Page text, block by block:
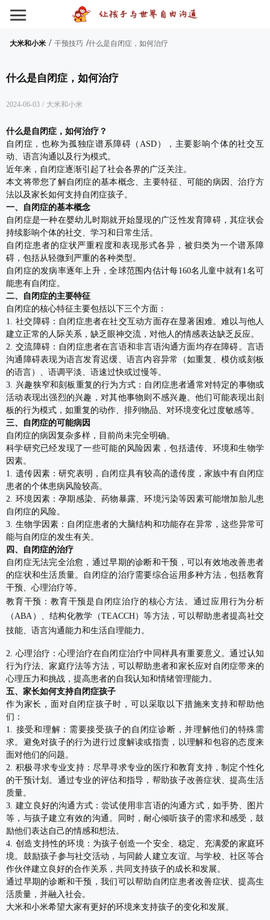
大米和小米 / 干预技巧 /什么是自闭症，如何治疗
什么是自闭症，如何治疗
2024-06-03 / 大米和小米
什么是自闭症，如何治疗？
自闭症，也称为孤独症谱系障碍（ASD），主要影响个体的社交互
动、语言沟通以及行为模式。
近年来，自闭症逐渐引起了社会各界的广泛关注。
本文将带您了解自闭症的基本概念、主要特征、可能的病因、治疗方
法以及家长如何支持自闭症孩子。
一、自闭症的基本概念
自闭症是一种在婴幼儿时期就开始显现的广泛性发育障碍，其症状会
持续影响个体的社交、学习和日常生活。
自闭症患者的症状严重程度和表现形式各异，被归类为一个谱系障
碍，包括从轻微到严重的各种类型。
自闭症的发病率逐年上升，全球范围内估计每160名儿童中就有1名可
能患有自闭症。
二、自闭症的主要特征
自闭症的核心特征主要包括以下三个方面：
1. 社交障碍：自闭症患者在社交互动方面存在显著困难。难以与他人
建立正常的人际关系，缺乏眼神交流，对他人的情感表达缺乏反应。
2. 交流障碍：自闭症患者在言语和非言语沟通方面均存在障碍。言语
沟通障碍表现为语言发育迟缓、语言内容异常（如重复、模仿或刻板
的语言）、语调平淡、语速过快或过慢等。
3. 兴趣狭窄和刻板重复的行为方式：自闭症患者通常对特定的事物或
活动表现出强烈的兴趣，对其他事物则不感兴趣。他们可能表现出刻
板的行为模式，如重复的动作、排列物品、对环境变化过度敏感等。
三、自闭症的可能病因
自闭症的病因复杂多样，目前尚未完全明确。
科学研究已经发现了一些可能的风险因素，包括遗传、环境和生物学
因素。
1. 遗传因素：研究表明，自闭症具有较高的遗传度，家族中有自闭症
患者的个体患病风险较高。
2. 环境因素：孕期感染、药物暴露、环境污染等因素可能增加胎儿患
自闭症的风险。
3. 生物学因素：自闭症患者的大脑结构和功能存在异常，这些异常可
能与自闭症的发生有关。
四、自闭症的治疗
自闭症无法完全治愈，通过早期的诊断和干预，可以有效地改善患者
的症状和生活质量。自闭症的治疗需要综合运用多种方法，包括教育
干预、心理治疗等。
教育干预：教育干预是自闭症治疗的核心方法。通过应用行为分析
（ABA）、结构化教学（TEACCH）等方法，可以帮助患者提高社交
技能、语言沟通能力和生活自理能力。
2. 心理治疗：心理治疗在自闭症治疗中同样具有重要意义。通过认知
行为疗法、家庭疗法等方法，可以帮助患者和家长应对自闭症带来的
心理压力和挑战，提高患者的自我认知和情绪管理能力。
五、家长如何支持自闭症孩子
作为家长，面对自闭症孩子时，可以采取以下措施来支持和帮助他
们：
1. 接受和理解：需要接受孩子的自闭症诊断，并理解他们的特殊需
求。避免对孩子的行为进行过度解读或指责，以理解和包容的态度来
面对他们的问题。
2. 积极寻求专业支持：尽早寻求专业的医疗和教育支持，制定个性化
的干预计划。通过专业的评估和指导，帮助孩子改善症状、提高生活
质量。
3. 建立良好的沟通方式：尝试使用非言语的沟通方式，如手势、图片
等，与孩子建立有效的沟通。同时，耐心倾听孩子的需求和感受，鼓
励他们表达自己的情感和想法。
4. 创造支持性的环境：为孩子创造一个安全、稳定、充满爱的家庭环
境。鼓励孩子参与社交活动，与同龄人建立友谊。与学校、社区等合
作伙伴建立良好的合作关系，共同支持孩子的成长和发展。
通过早期的诊断和干预，我们可以帮助自闭症患者改善症状、提高生
活质量，并融入社会。
大米和小米希望大家有更好的环境来支持孩子的变化和发展。